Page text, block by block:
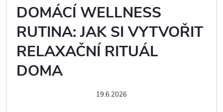
DOMÁCÍ WELLNESS
RUTINA: JAK SI VYTVOŘIT
RELAXAČNÍ RITUÁL
DOMA
19.6.2026